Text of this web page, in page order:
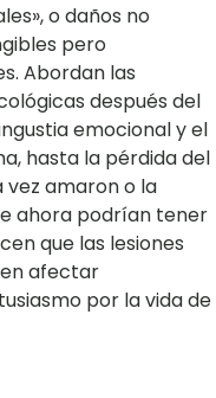
o daños no
pero
Abordan las
después del
emocional y el
hasta la pérdida del
vez amaron o la
ahora podrían tener
que las lesiones
afectar
por la vida de